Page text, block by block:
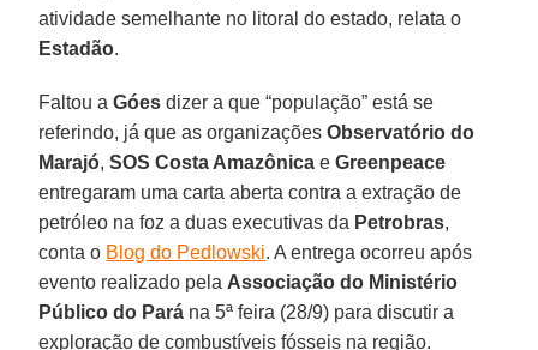
atividade semelhante no litoral do estado, relata o
Estadão.
Faltou aGóes dizer a que “população” está se
referindo, já que as organizaçõesObservatório do
Marajó,SOS Costa Amazônica eGreenpeace
entregaram uma carta aberta contra a extração de
petróleo na foz a duas executivas da Petrobras,
conta o Blog do Pedlowski. A entrega ocorreu após
evento realizado pela Associação do Ministério
Público do Pará na 5ª feira (28/9) para discutir a
exploração de combustíveis fósseis na região.